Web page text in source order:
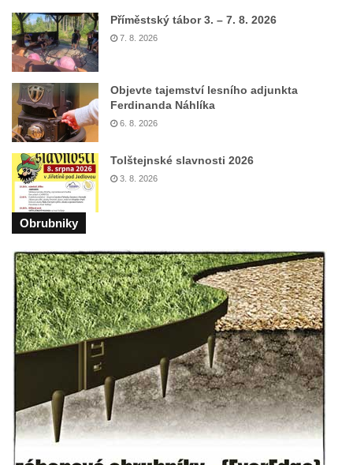
Třebonínem
Kaple v severní části Dolního Třebonína
Márnice na hřbitově v Rybniště
Kaple u kostela svatého Jiljí v Lužci nad
Vltavou
Kostel svatého Jiljí v Lužci nad Vltavou
Kaple Božího těla na hřbitově v Hostíně u
Vojkovic
Kostel Nanebevzetí Panny Marie v Hostíně
u Vojkovic
Kaple svatého Bartoloměje v Bukolu
Hřbitovní kaple na hřbitově v Lužci nad
Vltavou
Márnice na hřbitově v Lužci nad Vltavou
Márnice na hřbitově v Hrobčicích
Kostel svatého Havla na hřbitově v
Hrobčicích
Kaple svatého Vavřince v Mirošovicích
Márnice na hřbitově v Račicích
Příměstský tábor 3. – 7. 8. 2026
7. 8. 2026
Objevte tajemství lesního adjunkta
Ferdinanda Náhlíka
6. 8. 2026
Tolštejnské slavnosti 2026
3. 8. 2026
Obrubniky